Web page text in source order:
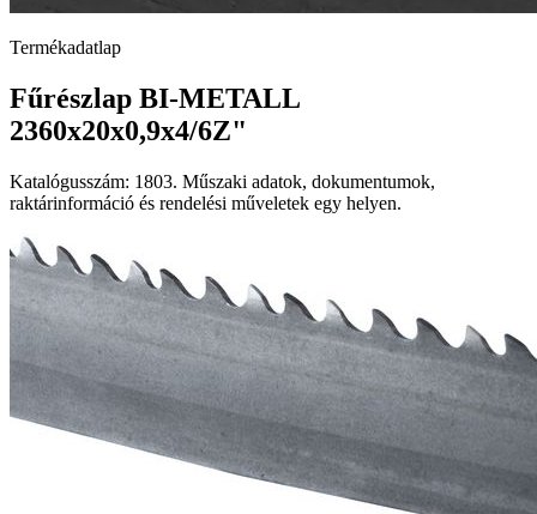
Termékadatlap
Fűrészlap BI-METALL
2360x20x0,9x4/6Z"
Katalógusszám: 1803. Műszaki adatok, dokumentumok,
raktárinformáció és rendelési műveletek egy helyen.